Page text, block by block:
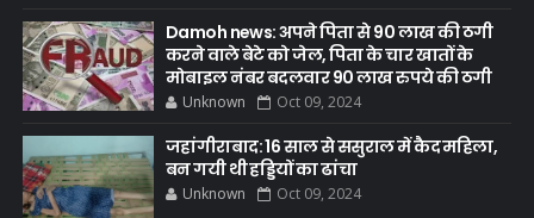
Damoh news: अपने पिता से 90 लाख की ठगी
करने वाले बेटे को जेल, पिता के चार खातों के
मोबाइल नंबर बदलवार 90 लाख रुपये की ठगी
Unknown Oct 09, 2024
जहांगीराबाद: 16 साल से ससुराल में कैद महिला,
बन गयी थी हड्डियों का ढांचा
Unknown Oct 09, 2024